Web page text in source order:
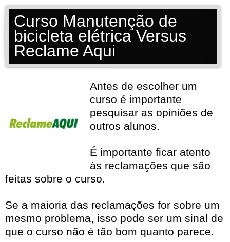
Curso Manutenção de
bicicleta elétrica Versus
Reclame Aqui
Antes de escolher um
curso é importante
pesquisar as opiniões de
outros alunos.
É importante ficar atento
às reclamações que são
feitas sobre o curso.
Se a maioria das reclamações for sobre um
mesmo problema, isso pode ser um sinal de
que o curso não é tão bom quanto parece.